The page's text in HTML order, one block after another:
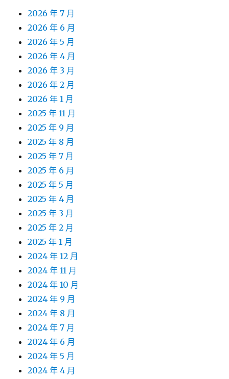
2026 年 7 月
2026 年 6 月
2026 年 5 月
2026 年 4 月
2026 年 3 月
2026 年 2 月
2026 年 1 月
2025 年 11 月
2025 年 9 月
2025 年 8 月
2025 年 7 月
2025 年 6 月
2025 年 5 月
2025 年 4 月
2025 年 3 月
2025 年 2 月
2025 年 1 月
2024 年 12 月
2024 年 11 月
2024 年 10 月
2024 年 9 月
2024 年 8 月
2024 年 7 月
2024 年 6 月
2024 年 5 月
2024 年 4 月